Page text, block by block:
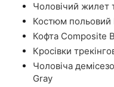
Чоловічий жилет
Костюм
Кофта Composite
Кросівки
Чоловіча
Gray